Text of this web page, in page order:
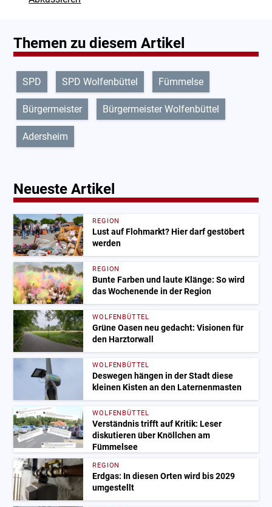
Themen zu diesem Artikel
SPD SPD Wolfenbüttel Fümmelse
Bürgermeister Bürgermeister Wolfenbüttel
Adersheim
Neueste Artikel
REGION
Lust auf Flohmarkt? Hier darf gestöbert
werden
REGION
Bunte Farben und laute Klänge: So wird
das Wochenende in der Region
WOLFENBÜTTEL
Grüne Oasen neu gedacht: Visionen für
den Harztorwall
WOLFENBÜTTEL
Deswegen hängen in der Stadt diese
kleinen Kisten an den Laternenmasten
WOLFENBÜTTEL
Verständnis trifft auf Kritik: Leser
diskutieren über Knöllchen am
Fümmelsee
REGION
Erdgas: In diesen Orten wird bis 2029
umgestellt